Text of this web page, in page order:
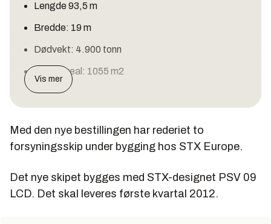
Lengde 93,5 m
Bredde: 19 m
Dødvekt: 4.900 tonn
Dekksareal: 1055 m2
Vis mer
Med den nye bestillingen har rederiet to
forsyningsskip under bygging hos STX Europe.
Det nye skipet bygges med STX-designet PSV 09
LCD. Det skal leveres første kvartal 2012.